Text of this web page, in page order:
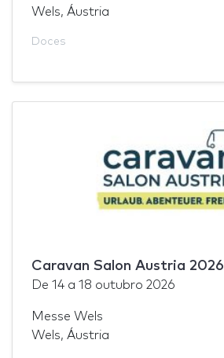
Wels, Áustria
Doces
Caravan Salon Austria 2026
De 14 a 18 outubro 2026
Messe Wels
Wels, Áustria